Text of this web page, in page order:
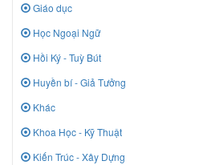
Giáo dục
Học Ngoại Ngữ
Hồi Ký - Tuỳ Bút
Huyền bí - Giả Tưởng
Khác
Khoa Học - Kỹ Thuật
Kiến Trúc - Xây Dựng